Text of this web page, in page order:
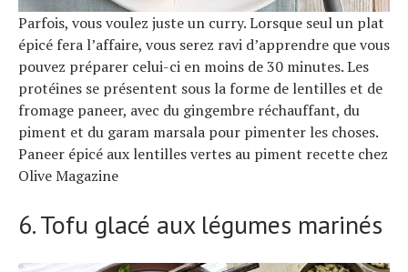
Parfois, vous voulez juste un curry. Lorsque seul un plat
épicé fera l’affaire, vous serez ravi d’apprendre que vous
pouvez préparer celui-ci en moins de 30 minutes. Les
protéines se présentent sous la forme de lentilles et de
fromage paneer, avec du gingembre réchauffant, du
piment et du garam marsala pour pimenter les choses.
Paneer épicé aux lentilles vertes au piment recette chez
Olive Magazine
6. Tofu glacé aux légumes marinés